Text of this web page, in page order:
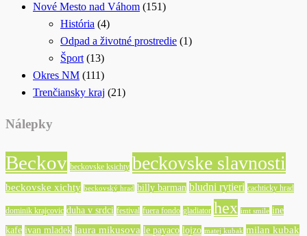
Nové Mesto nad Váhom (151)
História (4)
Odpad a životné prostredie (1)
Šport (13)
Okres NM (111)
Trenčiansky kraj (21)
Nálepky
Beckov beckovske ksichty beckovske slavnosti
beckovske xichty beckovský hrad billy barman bludni rytieri cachticky hrad
dominik krajcovic duha v srdci festival fuera fondo gladiator hex imt smile ine
kafe ivan mladek laura mikusova le payaco lojzo matej kubak milan kubak